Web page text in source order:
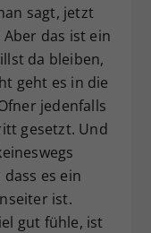
sagt, jetzt
das ist ein
da bleiben,
geht es in die
jedenfalls
gesetzt. Und
es ein
ist.
gut fühle, ist